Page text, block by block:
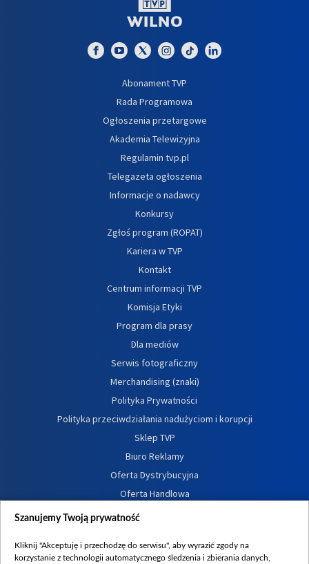
Abonament TVP
Rada Programowa
Ogłoszenia przetargowe
Akademia Telewizyjna
Regulamin tvp.pl
Telegazeta ogłoszenia
Informacje o nadawcy
Konkursy
Zgłoś program (ROPAT)
Kariera w TVP
Kontakt
Centrum informacji TVP
Komisja Etyki
Program dla prasy
Dla mediów
Serwis fotograficzny
Merchandising (znaki)
Polityka Prywatności
Polityka przeciwdziałania nadużyciom i korupcji
Sklep TVP
Biuro Reklamy
Oferta Dystrybucyjna
Oferta Handlowa
Dostępność
Procedura zgłoszeń wewnętrznych
Szanujemy Twoją prywatność
Kliknij "Akceptuję i przechodzę do serwisu", aby wyrazić zgody na
korzystanie z technologii automatycznego śledzenia i zbierania danych,